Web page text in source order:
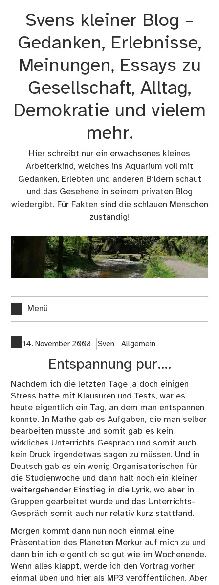
Svens kleiner Blog –
Gedanken, Erlebnisse,
Meinungen, Essays zu
Gesellschaft, Alltag,
Demokratie und vielem
mehr.
Hier schreibt nur ein erwachsenes kleines
Arbeiterkind, welches ins Aquarium voll mit
Gedanken, Erlebten und anderen Bildern schaut
und das Gesehene in seinem privaten Blog
wiedergibt. Für Fakten sind die schlauen Menschen
zuständig!
Menü
14. November 2008 Sven Allgemein
Entspannung pur….
Nachdem ich die letzten Tage ja doch einigen
Stress hatte mit Klausuren und Tests, war es
heute eigentlich ein Tag, an dem man entspannen
konnte. In Mathe gab es Aufgaben, die man selber
bearbeiten musste und somit gab es kein
wirkliches Unterrichts Gespräch und somit auch
kein Druck irgendetwas sagen zu müssen. Und in
Deutsch gab es ein wenig Organisatorischen für
die Studienwoche und dann halt noch ein kleiner
weitergehender Einstieg in die Lyrik, wo aber in
Gruppen gearbeitet wurde und das Unterrichts-
Gespräch somit auch nur relativ kurz stattfand.
Morgen kommt dann nun noch einmal eine
Präsentation des Planeten Merkur auf mich zu und
dann bin ich eigentlich so gut wie im Wochenende.
Wenn alles klappt, werde ich den Vortrag vorher
einmal üben und hier als MP3 veröffentlichen. Aber